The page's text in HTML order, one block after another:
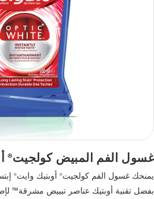
غسول الفم المبيض كولجيت®
يمنحك غسول الفم كولجيت® أوبتيك وايت®
بفضل تقنية أوبتيك عناصر تبييض مشرقة™